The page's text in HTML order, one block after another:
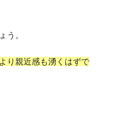
う。
り親近感も湧くはずで